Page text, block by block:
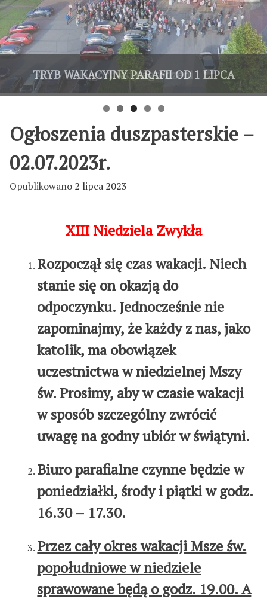
Zapisy na pieszą pielgrzymkę
Najgorliwsi nagrodzeni
TRYB WAKACYJNY PARAFII OD 1 LIPCA
5-dniowa wycieczka LSO
OAZA DOROSŁYCH ZAKOŃCZYŁA
ROK FORMACJI
Ogłoszenia duszpasterskie –
02.07.2023r.
Opublikowano 2 lipca 2023
XIII Niedziela Zwykła
Rozpoczął się czas wakacji. Niech
stanie się on okazją do
odpoczynku. Jednocześnie nie
zapominajmy, że każdy z nas, jako
katolik, ma obowiązek
uczestnictwa w niedzielnej Mszy
św. Prosimy, aby w czasie wakacji
w sposób szczególny zwrócić
uwagę na godny ubiór w świątyni.
Biuro parafialne czynne będzie w
poniedziałki, środy i piątkiw godz.
16.30 – 17.30.
Przez cały okres wakacji Msze św.
popołudniowe w niedziele
sprawowane będą o godz. 19.00. A